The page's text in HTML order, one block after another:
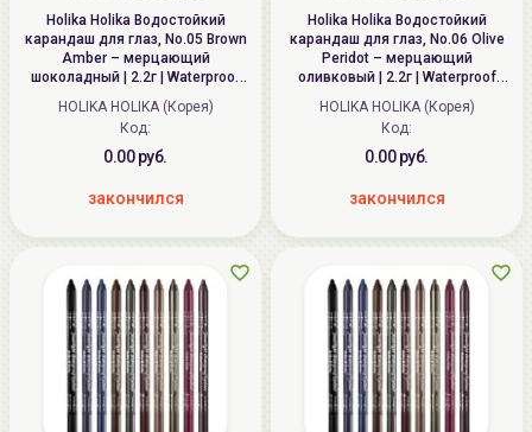
Holika Holika Водостойкий
карандаш для глаз, No.05 Brown
Amber – мерцающий
шоколадный | 2.2г | Waterproof
HOLIKA HOLIKA (Корея)
Код:
0.00 руб.
закончился
Holika Holika Водостойкий
карандаш для глаз, No.06 Olive
Peridot – мерцающий
оливковый | 2.2г | Waterproof
HOLIKA HOLIKA (Корея)
Код:
0.00 руб.
закончился